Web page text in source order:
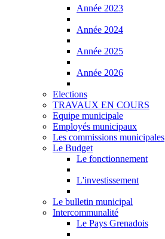
Année 2023
Année 2024
Année 2025
Année 2026
Elections
TRAVAUX EN COURS
Equipe municipale
Employés municipaux
Les commissions municipales
Le Budget
Le fonctionnement
L'investissement
Le bulletin municipal
Intercommunalité
Le Pays Grenadois